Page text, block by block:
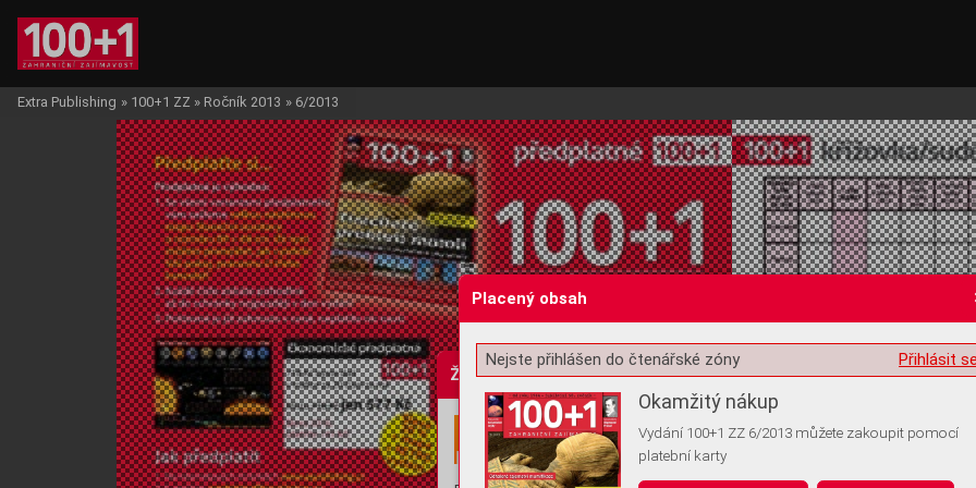
Žádost o souhlas s ukládáním volitelných informací
Extra Publishing » 100+1 ZZ » Ročník 2013 » 6/2013
Placený obsah
Přihlásit
Nejste přihlášen do čtenářské zóny
Okamžitý nákup
Vydání 100+1 ZZ 6/2013 můžete zakoupit pomocí
platební karty